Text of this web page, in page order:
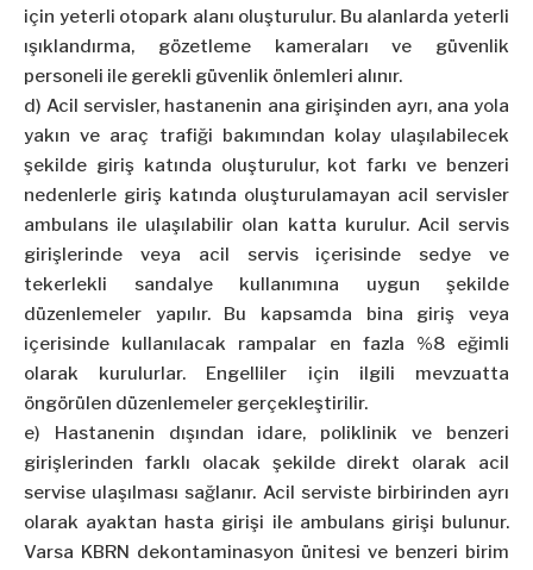
için yeterli otopark alanı oluşturulur. Bu alanlarda yeterli
ışıklandırma, gözetleme kameraları ve güvenlik
personeli ile gerekli güvenlik önlemleri alınır.
d) Acil servisler, hastanenin ana girişinden ayrı, ana yola
yakın ve araç trafiği bakımından kolay ulaşılabilecek
şekilde giriş katında oluşturulur, kot farkı ve benzeri
nedenlerle giriş katında oluşturulamayan acil servisler
ambulans ile ulaşılabilir olan katta kurulur. Acil servis
girişlerinde veya acil servis içerisinde sedye ve
tekerlekli sandalye kullanımına uygun şekilde
düzenlemeler yapılır. Bu kapsamda bina giriş veya
içerisinde kullanılacak rampalar en fazla %8 eğimli
olarak kurulurlar. Engelliler için ilgili mevzuatta
öngörülen düzenlemeler gerçekleştirilir.
e) Hastanenin dışından idare, poliklinik ve benzeri
girişlerinden farklı olacak şekilde direkt olarak acil
servise ulaşılması sağlanır. Acil serviste birbirinden ayrı
olarak ayaktan hasta girişi ile ambulans girişi bulunur.
Varsa KBRN dekontaminasyon ünitesi ve benzeri birim